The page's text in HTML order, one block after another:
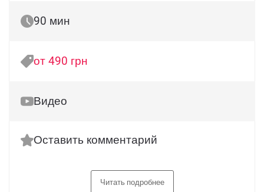
90 мин
от 490 грн
Видео
Оставить комментарий
Читать подробнее